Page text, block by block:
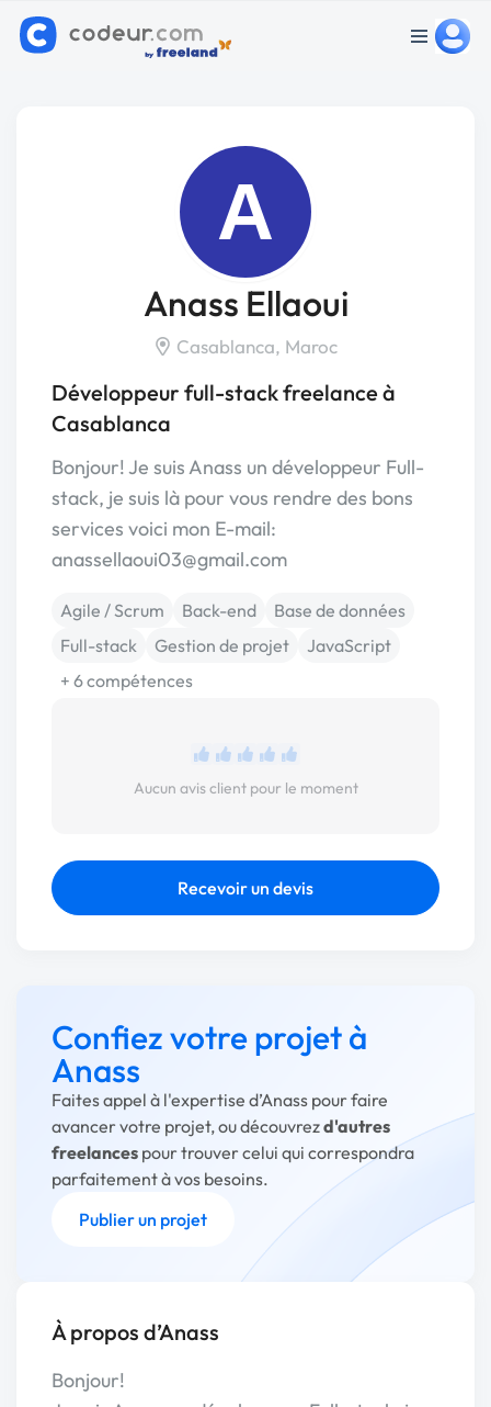
A
Anass Ellaoui
Casablanca, Maroc
Développeur full-stack freelance à
Casablanca
Bonjour! Je suis Anass un développeur Full-
stack, je suis là pour vous rendre des bons
services voici mon E-mail:
anassellaoui03@gmail.com
Agile / Scrum Back-end
Base de données
Full-stack
Gestion de projet
JavaScript
+ 6 compétences
Aucun avis client pour le moment
Recevoir un devis
Confiez votre projet à
Anass
Faites appel à l'expertise d’Anass pour faire
avancer votre projet, ou découvrezd'autres
freelances pour trouver celui qui correspondra
parfaitement à vos besoins.
Publier un projet
À propos d’Anass
Bonjour!